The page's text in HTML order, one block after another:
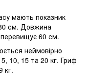
мають показник
см. Довжина
60 см.
неймовірно
10, 15 та 20 кг. Гриф
кг.